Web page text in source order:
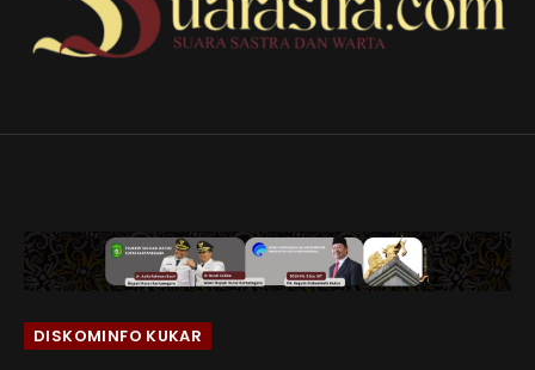
DISKOMINFO KUKAR